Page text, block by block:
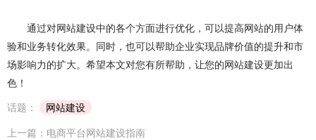
通过对网站建设中的各个方面进行优化，可以提高网站的用户体
验和业务转化效果。同时，也可以帮助企业实现品牌价值的提升和市
场影响力的扩大。希望本文对您有所帮助，让您的网站建设更加出
色！
话题：
网站建设
上一篇：电商平台网站建设指南